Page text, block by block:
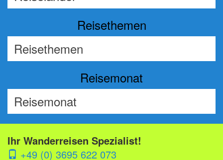
Reisethemen
Reisemonat
Ihr Wanderreisen Spezialist!
+49 (0) 3695 622 073